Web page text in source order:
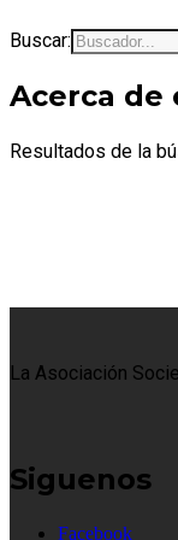
Buscar:
Acerca de
Resultados de la
La Asociación
Siguenos
Facebook